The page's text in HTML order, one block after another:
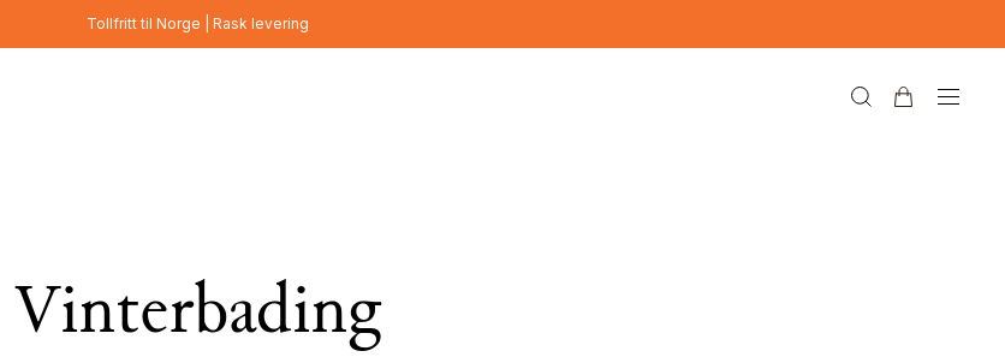
Tollfritt til Norge | Rask levering
Vinterbading